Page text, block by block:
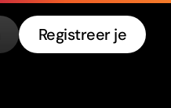
Registreer je